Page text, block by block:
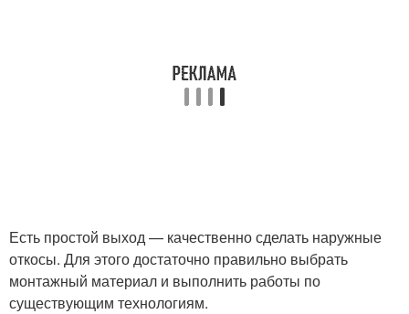
Есть простой выход — качественно сделать наружные
откосы. Для этого достаточно правильно выбрать
монтажный материал и выполнить работы по
существующим технологиям.